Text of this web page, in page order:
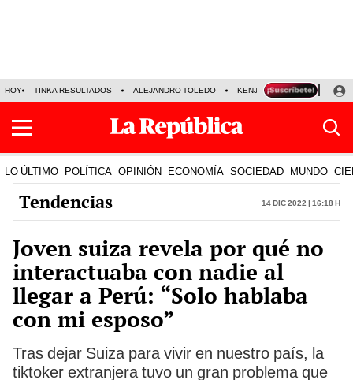
HOY TINKA RESULTADOS ALEJANDRO TOLEDO KENJI FUJIMORI
LO ÚLTIMO POLÍTICA OPINIÓN ECONOMÍA SOCIEDAD MUNDO
Tendencias 14 Dic 2022 | 16:18 h
Joven suiza revela por qué no
interactuaba con nadie al
llegar a Perú: “Solo hablaba
con mi esposo”
Tras dejar Suiza para vivir en nuestro país, la
tiktoker extranjera tuvo un gran problema que